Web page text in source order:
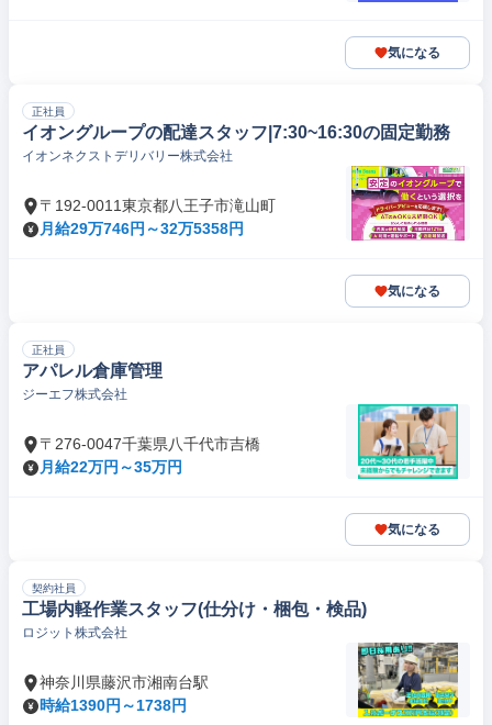
気になる
正社員
イオングループの配達スタッフ|7:30~16:30の固定勤務
イオンネクストデリバリー株式会社
〒192-0011東京都八王子市滝山町
月給29万746円～32万5358円
気になる
正社員
アパレル倉庫管理
ジーエフ株式会社
〒276-0047千葉県八千代市吉橋
月給22万円～35万円
気になる
契約社員
工場内軽作業スタッフ(仕分け・梱包・検品)
ロジット株式会社
神奈川県藤沢市湘南台駅
時給1390円～1738円